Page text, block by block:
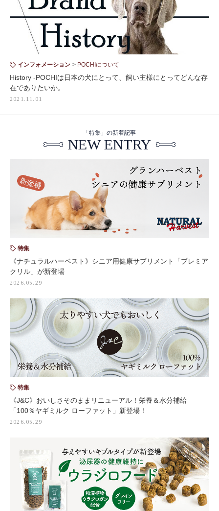
インフォメーション POCHIについて
History -POCHIは日本の犬にとって、飼い主様にとってどんな存
在でありたいか。
2021.11.01
「特集」の新着記事
NEW ENTRY
特集
《ナチュラルハーベスト》シニア用健康サプリメント「プレミア
クリル」が新登場
2026.05.29
特集
《J&C》おいしさそのままリニューアル！栄養＆水分補給
「100％ヤギミルク ローファット」新登場！
2026.05.29